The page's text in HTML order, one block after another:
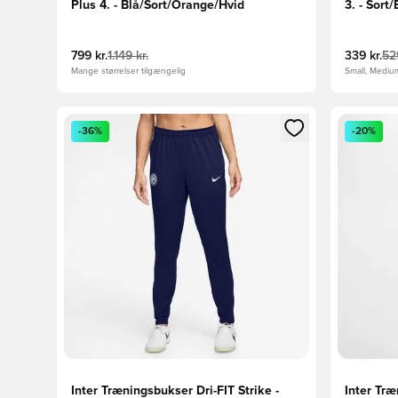
Plus 4. - Blå/Sort/Orange/Hvid
799 kr.1.149 kr.
Mange størrelser tilgængelig
3. - Sort/
339 kr.
Small,
Åbner en Modal til at logge ind eller tilmelde dig som
-36%
Inter Træningsbukser Dri-FIT Strike -
Åbner
-20%
Inter